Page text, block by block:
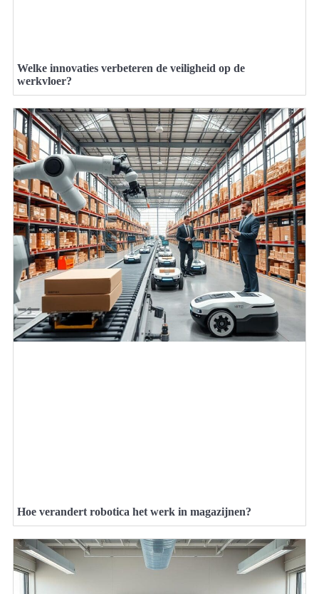
Welke innovaties verbeteren de veiligheid op de
werkvloer?
Hoe verandert robotica het werk in magazijnen?